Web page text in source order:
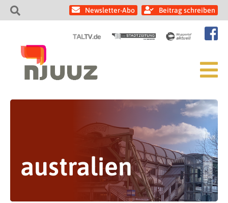
Newsletter-Abo Beitrag schreiben
australien